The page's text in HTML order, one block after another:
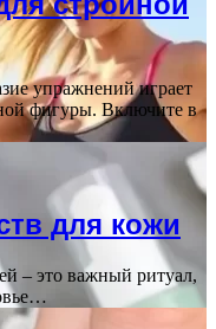
упражнений играет
фигуры. Включите в
для кожи
– это важный ритуал,